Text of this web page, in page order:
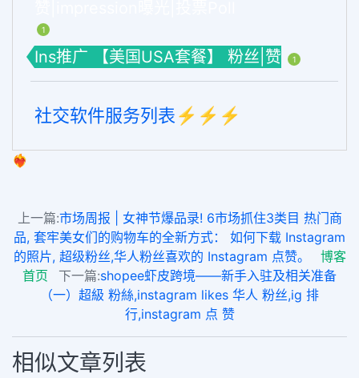
1
Ins推广 【美国USA套餐】 粉丝|赞 1
社交软件服务列表⚡️⚡️⚡️
❤️‍🔥
上一篇:市场周报 | 女神节爆品录! 6市场抓住3类目 热门商
品, 套牢美女们的购物车的全新方式： 如何下载 Instagram
的照片, 超级粉丝,华人粉丝喜欢的 Instagram 点赞。
博客
首页
下一篇:shopee虾皮跨境——新手入驻及相关准备
（一）超級 粉絲,instagram likes 华人 粉丝,ig 排
行,instagram 点 赞
相似文章列表